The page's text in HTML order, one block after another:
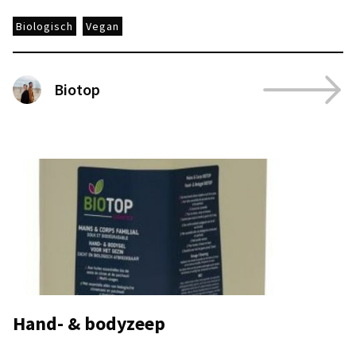
Biologisch Vegan
Biotop
Hand- & bodyzeep